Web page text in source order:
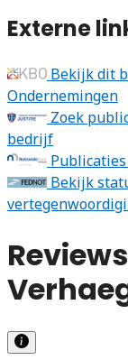
Externe
Bekijk dit
Ondernemingen
Zoek
bedrijf
Bekijk